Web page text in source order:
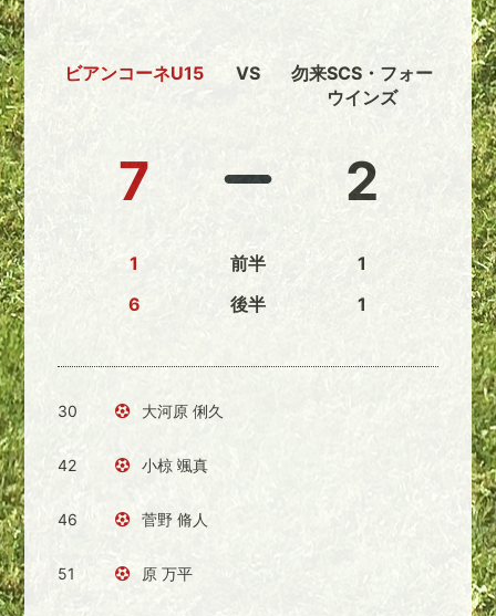
ビアンコーネU15
7
1
6
VS
前半
後半
勿来SCS・フォー
ウインズ
2
1
1
30 大河原 俐久
42 小椋 颯真
46 菅野 脩人
51 原 万平